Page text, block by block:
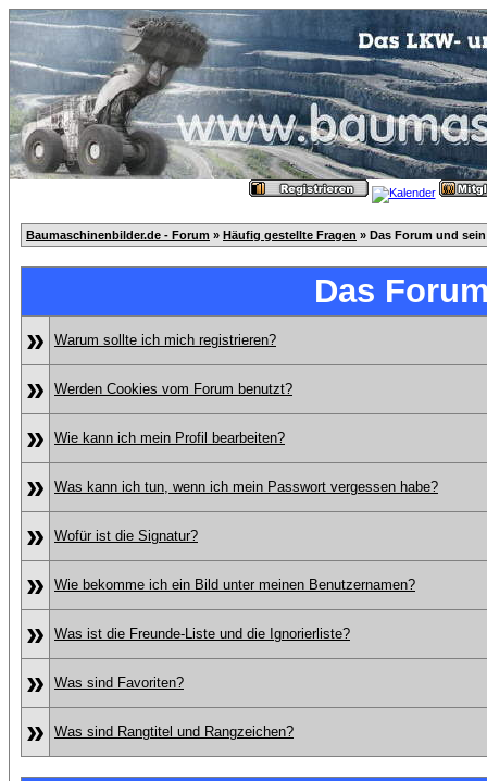
Baumaschinenbilder.de - Forum » Häufig gestellte Fragen » Das Forum und
Das
»
Warum sollte ich mich registrieren?
» Werden Cookies vom Forum benutzt?
» Wie kann ich mein Profil bearbeiten?
» Was kann ich tun, wenn ich mein Passwort vergessen habe?
» Wofür ist die Signatur?
» Wie bekomme ich ein Bild unter meinen Benutzernamen?
» Was ist die Freunde-Liste und die Ignorierliste?
» Was sind Favoriten?
» Was sind Rangtitel und Rangzeichen?